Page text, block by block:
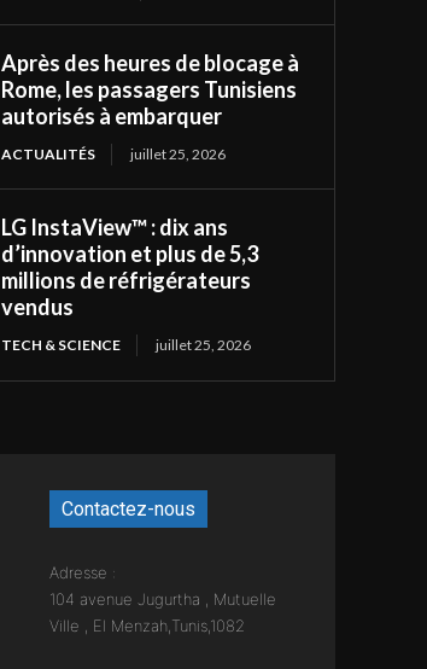
Après des heures de blocage à
Rome, les passagers Tunisiens
autorisés à embarquer
ACTUALITÉS juillet 25, 2026
LG InstaView™ : dix ans
d’innovation et plus de 5,3
millions de réfrigérateurs
vendus
TECH & SCIENCE juillet 25, 2026
Contactez-nous
Adresse :
104 avenue Jugurtha , Mutuelle
Ville , El Menzah,Tunis,1082